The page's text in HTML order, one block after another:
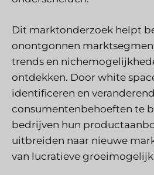
Dit marktonderzoek helpt
onontgonnen
trends en
ontdekken. Door white
identificeren en
consumentenbehoeften te
bedrijven hun
uitbreiden naar nieuwe
van lucratieve